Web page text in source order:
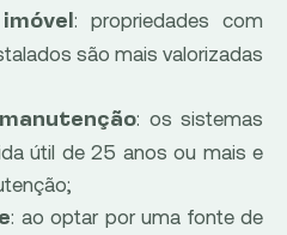
: propriedades com
são mais valorizadas
: os sistemas
útil de 25 anos ou mais e
: ao optar por uma fonte de